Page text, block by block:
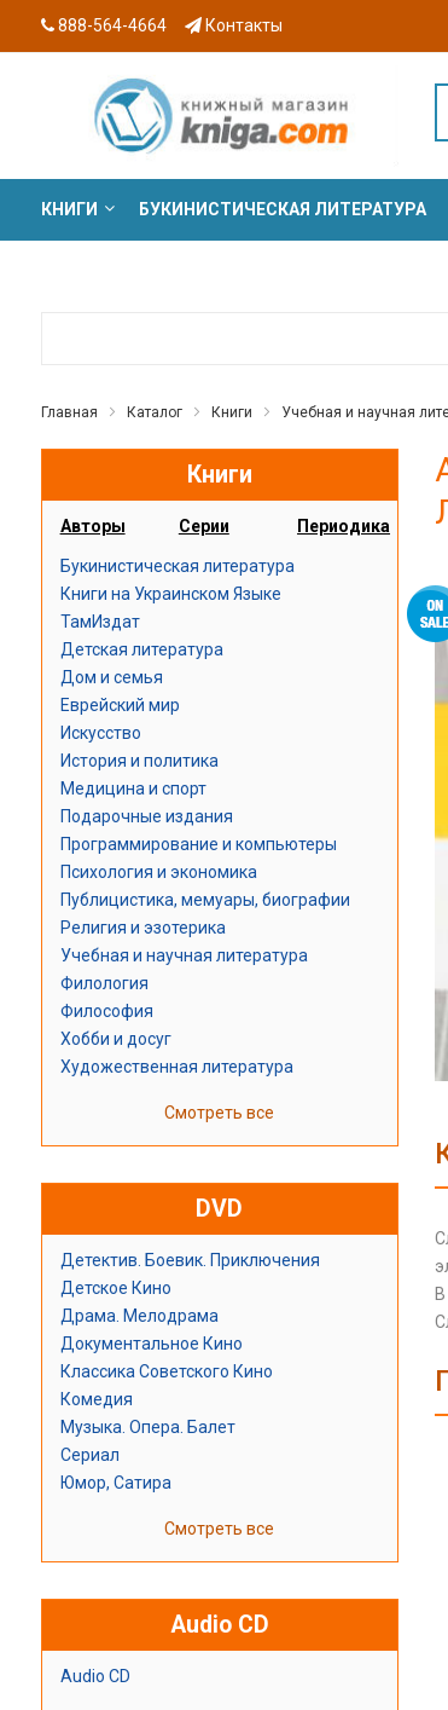
888-564-4664 Контакты
КНИГИ БУКИНИСТИЧЕСКАЯ ЛИТЕРАТУРА
Главная Каталог Книги Учебная и научная
Книги
Авторы Серии Периодика
Букинистическая литература
Книги на Украинском Языке
ТамИздат
Детская литература
Дом и семья
Еврейский мир
Искусство
История и политика
Медицина и спорт
Подарочные издания
Программирование и компьютеры
Психология и экономика
Публицистика, мемуары, биографии
Религия и эзотерика
Учебная и научная литература
Филология
Философия
Хобби и досуг
Художественная литература
Смотреть все
DVD
Детектив. Боевик. Приключения
Детское Кино
Драма. Мелодрама
Документальное Кино
Классика Советского Кино
Комедия
Музыка. Опера. Балет
Сериал
Юмор, Сатира
Смотреть все
Audio CD
Audio CD